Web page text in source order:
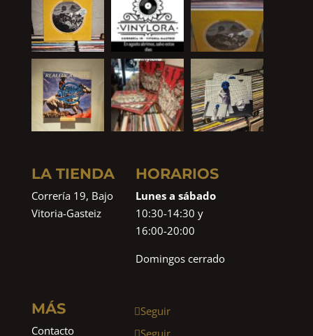
LA TIENDA
Correría 19, Bajo
Vitoria-Gasteiz
HORARIOS
Lunes a sábado
10:30-14:30 y
16:00-20:00
Domingos cerrado
MÁS
Contacto
Seguir